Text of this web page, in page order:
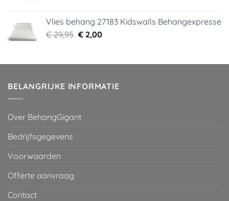
€ 29,95.€ 5,99.
Vlies behang 27183 Kidswalls Behangexpresse
€29,95 Oorspronkelijke
€ 29,95.
€2,00Huidige
€ 2,00.
BELANGRIJKE INFORMATIE
Over BehangGigant
Bedrijfsgegevens
Voorwaarden
Offerte aanvraag
Contact